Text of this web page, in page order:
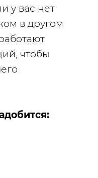
у вас нет
в другом
чтобы